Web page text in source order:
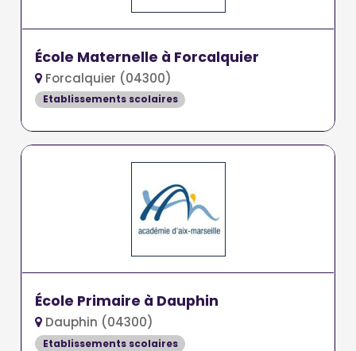
École Maternelle à Forcalquier
Forcalquier (04300)
Etablissements scolaires
École Primaire à Dauphin
Dauphin (04300)
Etablissements scolaires